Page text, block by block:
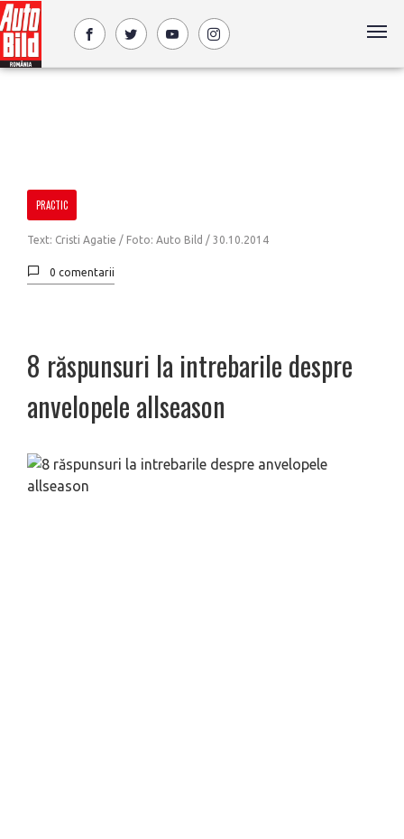
PRACTIC
Text: Cristi Agatie / Foto: Auto Bild / 30.10.2014
0 comentarii
8 răspunsuri la intrebarile despre
anvelopele allseason